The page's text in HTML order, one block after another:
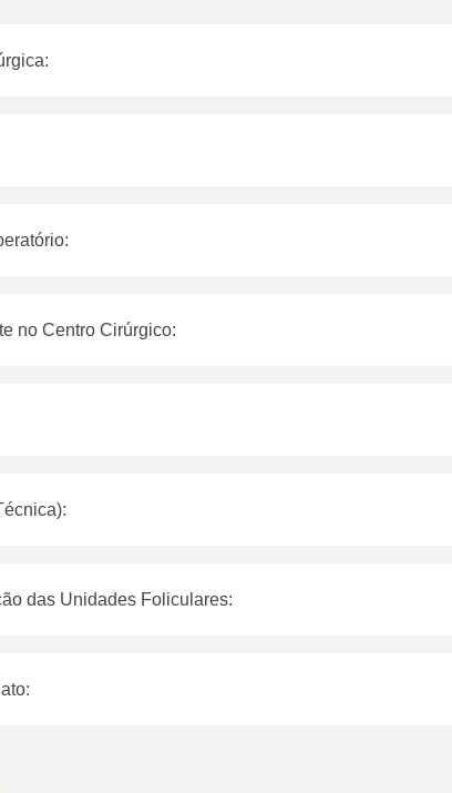
no Centro Cirúrgico:
das Unidades Foliculares: